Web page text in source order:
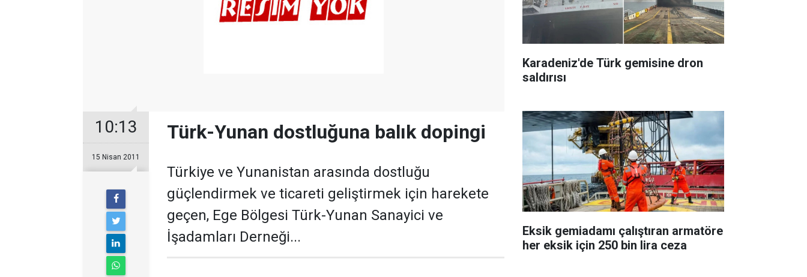
10:13
15 Nisan 2011
Türk-Yunan dostluğuna balık dopingi
Türkiye ve Yunanistan arasında dostluğu
güçlendirmek ve ticareti geliştirmek için harekete
geçen, Ege Bölgesi Türk-Yunan Sanayici ve
İşadamları Derneği...
Karadeniz'de Türk gemisine dron
saldırısı
Eksik gemiadamı çalıştıran armatöre
her eksik için 250 bin lira ceza